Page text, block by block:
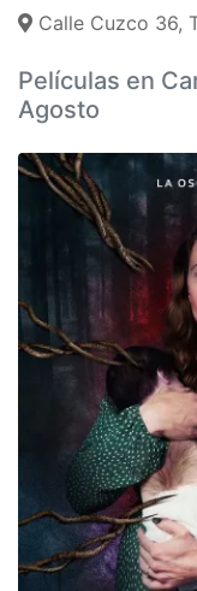
Calle Cuzco 36,
Películas en
Agosto